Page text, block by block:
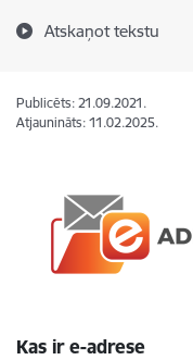
Atskaņot tekstu
Publicēts: 21.09.2021.
Atjaunināts: 11.02.2025.
Kas ir e-adrese